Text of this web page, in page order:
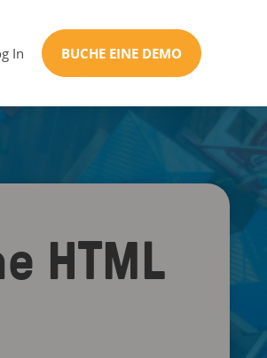
In BUCHE EINE DEMO
HTML